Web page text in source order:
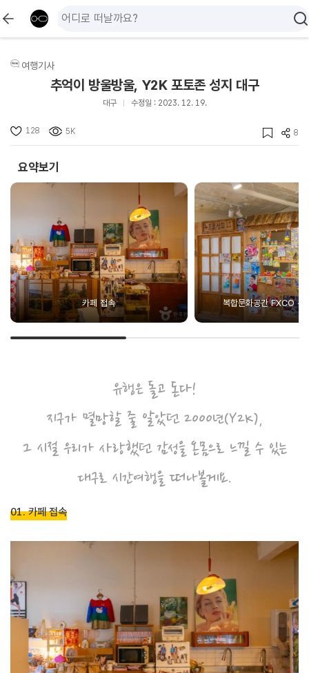
여행기사
추억이 방울방울, Y2K 포토존 성지 대구
대구 수정일 : 2023. 12. 19.
128 5K 8
요약보기
카페 접속 복합문화공간 FXCO 뉴
유행은 돌고 돈다!
지구가 멸망할 줄 알았던 2000년(Y2K),
그 시절 우리가 사랑했던 감성을 온몸으로 느낄 수 있는
대구로 시간여행을 떠나볼게요.
01. 카페 접속